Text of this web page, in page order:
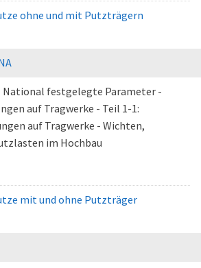
ohne und mit Putzträgern
National festgelegte Parameter -
auf Tragwerke - Teil 1-1:
auf Tragwerke - Wichten,
im Hochbau
mit und ohne Putzträger